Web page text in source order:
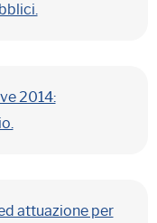
2014:
attuazione per